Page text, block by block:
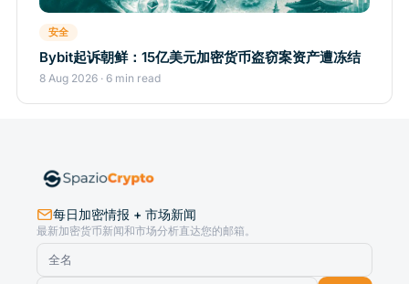
安全
Bybit起诉朝鲜：15亿美元加密货币盗窃案资产遭冻结
8 Aug 2026 · 6 min read
每日加密情报 + 市场新闻
最新加密货币新闻和市场分析直达您的邮箱。